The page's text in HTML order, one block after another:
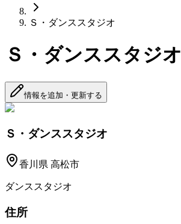
Ｓ・ダンススタジオ
Ｓ・ダンススタジオ
情報を追加・更新する
Ｓ・ダンススタジオ
香川県 高松市
ダンススタジオ
住所